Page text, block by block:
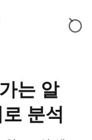
는 알
분석